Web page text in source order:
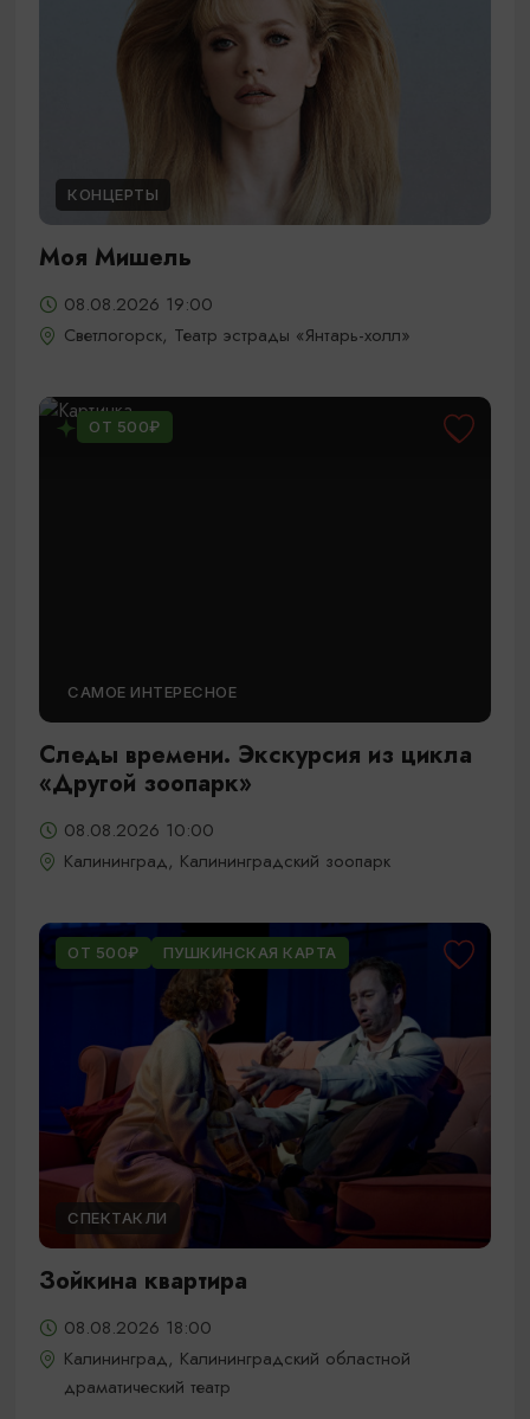
КОНЦЕРТЫ
Моя Мишель
08.08.2026 19:00
Светлогорск, Театр эстрады «Янтарь-холл»
ОТ 500₽
САМОЕ ИНТЕРЕСНОЕ
Следы времени. Экскурсия из цикла
«Другой зоопарк»
08.08.2026 10:00
Калининград, Калининградский зоопарк
ОТ 500₽ ПУШКИНСКАЯ КАРТА
СПЕКТАКЛИ
Зойкина квартира
08.08.2026 18:00
Калининград, Калининградский областной
драматический театр